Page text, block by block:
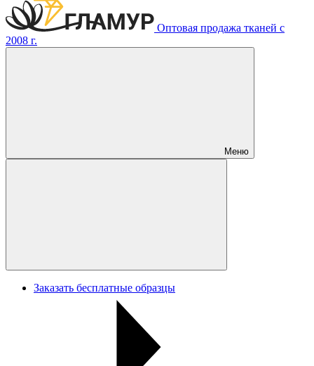
Оптовая продажа тканей с
2008 г.
Меню
Заказать бесплатные образцы